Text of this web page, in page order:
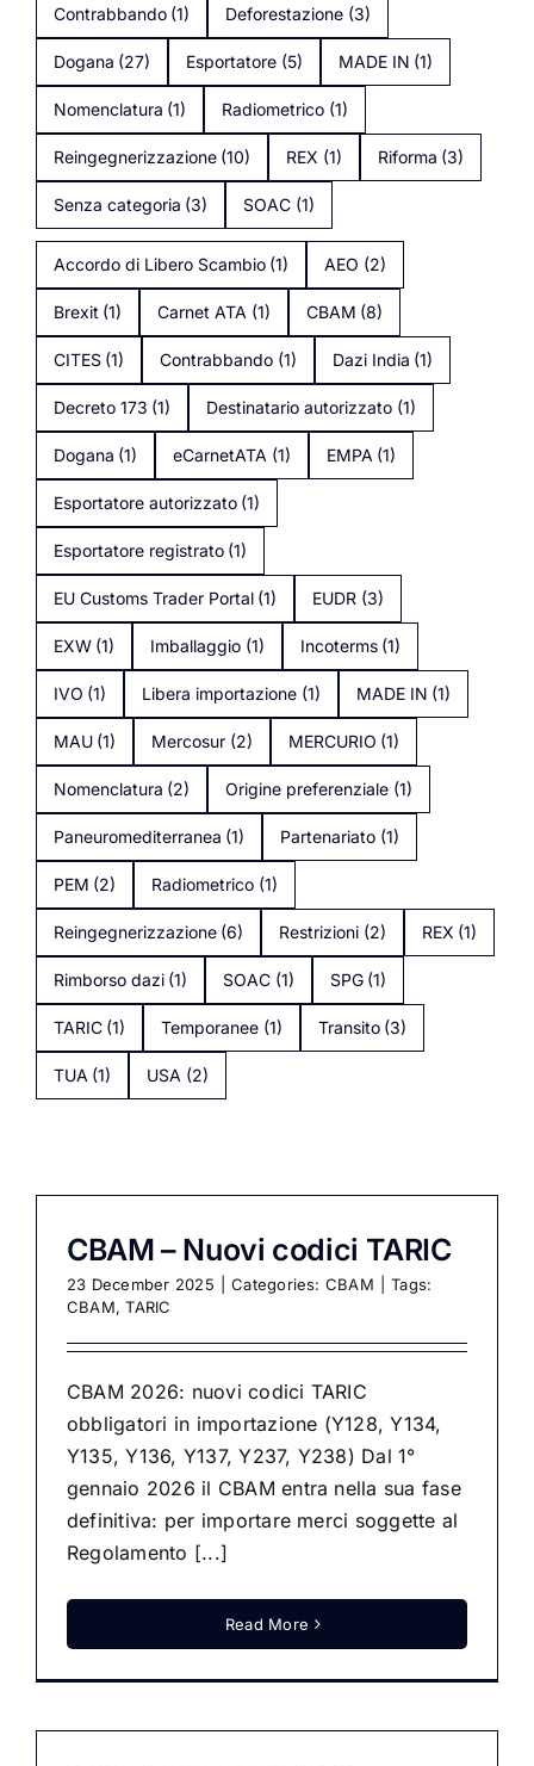
Contrabbando (1) Deforestazione (3)
Dogana (27) Esportatore (5) MADE IN (1)
Nomenclatura (1) Radiometrico (1)
Reingegnerizzazione (10) REX (1) Riforma (3)
Senza categoria (3) SOAC (1)
Accordo di Libero Scambio (1) AEO (2)
Brexit (1) Carnet ATA (1) CBAM (8)
CITES (1) Contrabbando (1) Dazi India (1)
Decreto 173 (1) Destinatario autorizzato (1)
Dogana (1) eCarnetATA (1) EMPA (1)
Esportatore autorizzato (1)
Esportatore registrato (1)
EU Customs Trader Portal (1) EUDR (3)
EXW (1) Imballaggio (1) Incoterms (1)
IVO (1) Libera importazione (1) MADE IN (1)
MAU (1) Mercosur (2) MERCURIO (1)
Nomenclatura (2) Origine preferenziale (1)
Paneuromediterranea (1) Partenariato (1)
PEM (2) Radiometrico (1)
Reingegnerizzazione (6) Restrizioni (2) REX (1)
Rimborso dazi (1) SOAC (1) SPG (1)
TARIC (1) Temporanee (1) Transito (3)
TUA (1) USA (2)
CBAM – Nuovi codici TARIC
23 December 2025 Categories: CBAM
Tags:
CBAM,TARIC
CBAM 2026: nuovi codici TARIC
obbligatori in importazione (Y128, Y134,
Y135, Y136, Y137, Y237, Y238) Dal 1°
gennaio 2026 il CBAM entra nella sua fase
definitiva: per importare merci soggette al
Regolamento [...]
Read More